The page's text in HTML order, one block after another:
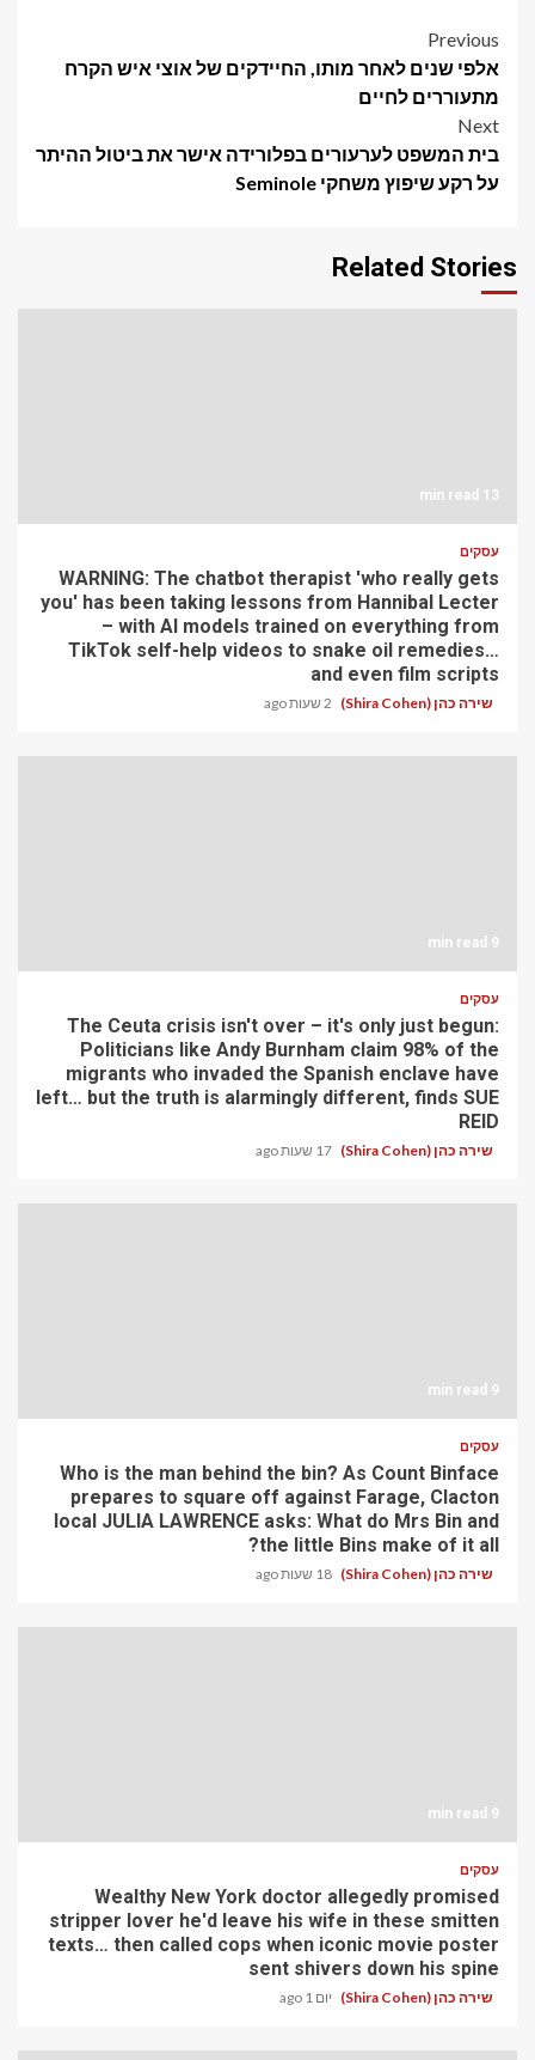
Post
navigation
Previous
אלפי שנים לאחר מותו, החיידקים של אוצי איש הקרח
מתעוררים לחיים
Next
בית המשפט לערעורים בפלורידה אישר את ביטול ההיתר
על רקע שיפוץ משחקי Seminole
Related Stories
13 min read
עסקים
WARNING: The chatbot therapist 'who really gets
you' has been taking lessons from Hannibal Lecter
– with AI models trained on everything from
TikTok self-help videos to snake oil remedies…
and even film scripts
שירה כהן (Shira Cohen) 2 שעות ago
9 min read
עסקים
The Ceuta crisis isn't over – it's only just begun:
Politicians like Andy Burnham claim 98% of the
migrants who invaded the Spanish enclave have
left… but the truth is alarmingly different, finds SUE
REID
שירה כהן (Shira Cohen) 17 שעות ago
9 min read
עסקים
Who is the man behind the bin? As Count Binface
prepares to square off against Farage, Clacton
local JULIA LAWRENCE asks: What do Mrs Bin and
the little Bins make of it all?
שירה כהן (Shira Cohen) 18 שעות ago
9 min read
עסקים
Wealthy New York doctor allegedly promised
stripper lover he'd leave his wife in these smitten
texts… then called cops when iconic movie poster
sent shivers down his spine
שירה כהן (Shira Cohen) יום 1 ago